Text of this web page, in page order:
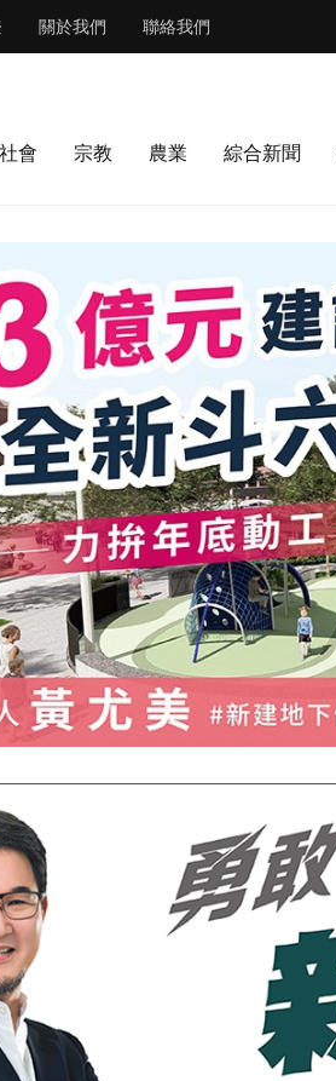
關於我們 聯絡我們
社會 宗教 農業 綜合新聞